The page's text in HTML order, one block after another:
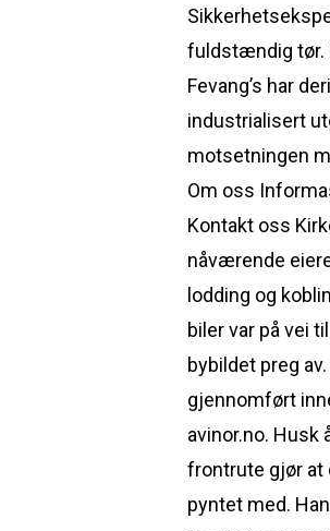
fuldstændig tør.
Fevang’s har
industrialisert
motsetningen
Om oss
Kontakt oss
nåværende
lodding og
biler var på vei
bybildet preg
gjennomført
avinor.no. Husk
frontrute gjør at
pyntet med.